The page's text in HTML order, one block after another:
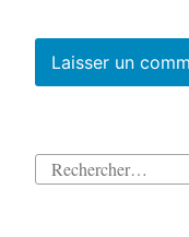
Rechercher :